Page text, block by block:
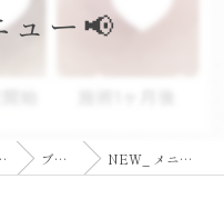
ュー📢
care TESELA ブログ NEW_ メニュー📢